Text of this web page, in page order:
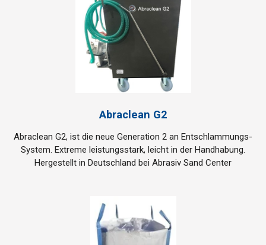
Abraclean G2
Abraclean G2, ist die neue Generation 2 an Entschlammungs-
System. Extreme leistungsstark, leicht in der Handhabung.
Hergestellt in Deutschland bei Abrasiv Sand Center